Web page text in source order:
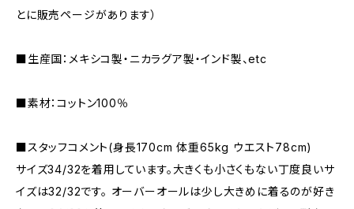
とに販売ページがあります）
■生産国：メキシコ製・ニカラグア製・インド製、etc
■素材：コットン100％
■スタッフコメント(身長170cm 体重65kg ウエスト78cm)
サイズ34/32を着用しています。大きくも小さくもない丁度良いサ
イズは32/32です。 オーバーオールは少し大きめに着るのが好き